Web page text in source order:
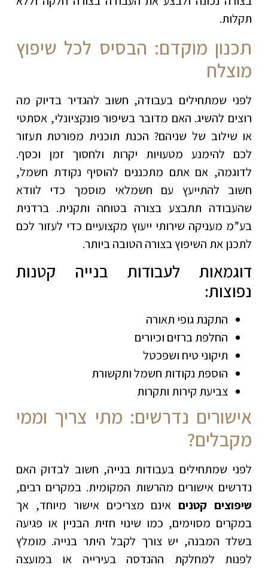
תקלות.
תכנון מוקדם: הבסיס לכל שיפוץ
מוצלח
לפני שמתחילים בעבודה, חשוב להגדיר בדיוק מה
רוצים להשיג. האם מדובר בשיפור פונקציונלי, אסתטי
או שילוב של שניהם? הכנת תוכנית מפורטת תעזור
לכם להימנע מטעויות יקרות ולחסוך זמן וכסף.
לדוגמה, אם אתם מתכננים להוסיף נקודת חשמל,
חשוב להתייעץ עם חשמלאי מוסמך כדי לוודא
שהעבודה תתבצע בצורה בטוחה ותקנית. ברדנית
בע”מ מעניקה שירותי ייעוץ מקצועיים כדי לעזור לכם
לתכנן את השיפוץ בצורה הטובה ביותר.
דוגמאות לעבודות בנייה קטנות
נפוצות:
התקנת גופי תאורה
החלפת ברזים וכיורים
תיקוני טיח ושפכטל
הוספת נקודות חשמל ותקשורת
צביעת קירות ותקרות
אישורים נדרשים: מתי צריך וממי
מקבלים?
לפני שמתחילים בעבודות בנייה, חשוב לבדוק האם
נדרשים אישורים מהרשות המקומית. במקרים רבים,
שיפוצים קטניםאינם מצריכים אישור מיוחד, אך
במקרים מסוימים, כמו שינוי חזית הבניין או פגיעה
בשלד המבנה, יש צורך לקבל היתר בנייה. מומלץ
לפנות למחלקת ההנדסה בעירייה או במועצה